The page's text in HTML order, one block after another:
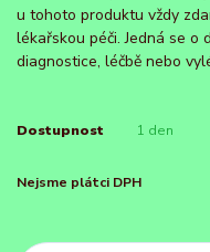
u tohoto produktu vždy
lékařskou péči. Jedná se o
diagnostice, léčbě nebo
Dostupnost 1 den
Nejsme plátci DPH